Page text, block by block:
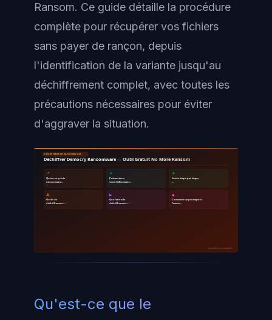
Ransom. Ce guide détaille la procédure
complète pour récupérer vos fichiers
sans payer de rançon, depuis
l'identification de la variante jusqu'au
déchiffrement complet, avec toutes les
précautions nécessaires pour éviter
d'aggraver la situation.
DÉCHIFFREMENT RANSOMWARE
Déchiffrer Democry Ransomware — Outil Gratuit No More Ransom
📌
Qu'est-ce que le
ransomware…
🔹
Précautions
essentielles avant…
🔸
Guide étape par étape
🔺
Outils de
déchiffrement…
▶
Que faire si le
déchiffrement…
◆
Comment se protéger à
l'avenir…
ayinedjimi-consultants.fr
Qu'est-ce que le